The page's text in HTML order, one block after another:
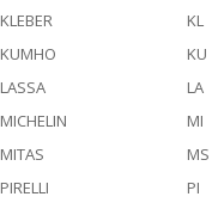
KLEBER
KL
KUMHO
KU
LASSA
LA
MICHELIN
MI
MITAS
MS
PIRELLI
PI